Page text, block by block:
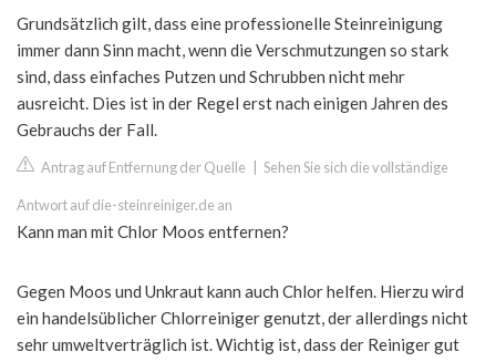
Grundsätzlich gilt, dass eine professionelle Steinreinigung
immer dann Sinn macht, wenn die Verschmutzungen so stark
sind, dass einfaches Putzen und Schrubben nicht mehr
ausreicht. Dies ist in der Regel erst nach einigen Jahren des
Gebrauchs der Fall.
Antrag auf Entfernung der Quelle Sehen Sie sich die vollständige
Antwort auf die-steinreiniger.de an
Kann man mit Chlor Moos entfernen?
Gegen Moos und Unkraut kann auch Chlor helfen. Hierzu wird
ein handelsüblicher Chlorreiniger genutzt, der allerdings nicht
sehr umweltverträglich ist. Wichtig ist, dass der Reiniger gut